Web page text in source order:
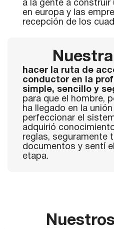
a la gente a
en europa y las
recepción de los
Nuestra
hacer la ruta de
conductor en la
simple, sencillo y
para que el hombre,
ha llegado en la
perfeccionar el
adquirió
reglas, seguramente
documentos y sentí
etapa.
Nuestros